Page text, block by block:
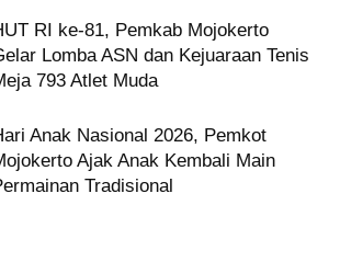
RI ke-81, Pemkab Mojokerto
Lomba ASN dan Kejuaraan Tenis
793 Atlet Muda
Anak Nasional 2026, Pemkot
Ajak Anak Kembali Main
Tradisional